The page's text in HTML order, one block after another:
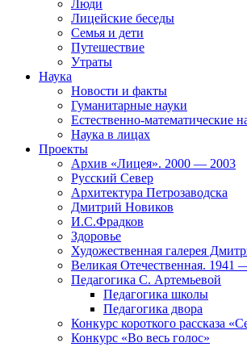
Люди
Лицейские беседы
Семья и дети
Путешествие
Утраты
Наука
Новости и факты
Гуманитарные науки
Естественно-математические
Наука в лицах
Проекты
Архив «Лицея». 2000 — 2003
Русский Север
Архитектура Петрозаводска
Дмитрий Новиков
И.С.Фрадков
Здоровье
Художественная галерея
Великая Отечественная. 1941
Педагогика С. Артемьевой
Педагогика школы
Педагогика двора
Конкурс короткого рассказа
Конкурс «Во весь голос»